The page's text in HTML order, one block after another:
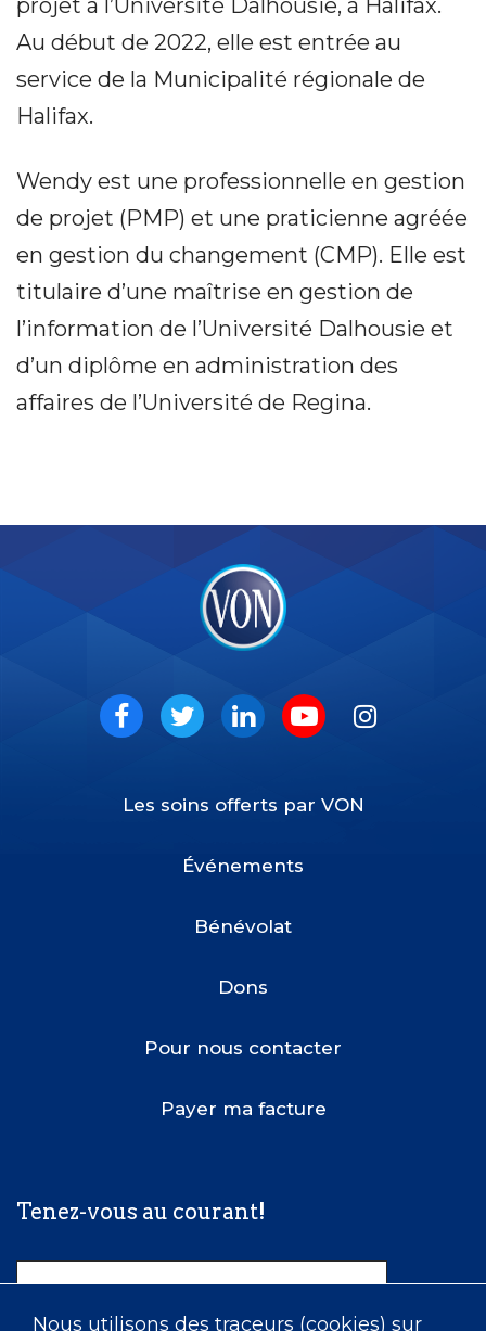
Nous utilisons des traceurs (cookies) sur
projet à l’Université Dalhousie, à Halifax.
Au début de 2022, elle est entrée au
service de la Municipalité régionale de
Halifax.
Wendy est une professionnelle en gestion
de projet (PMP) et une praticienne agréée
en gestion du changement (CMP). Elle est
titulaire d’une maîtrise en gestion de
l’information de l’Université Dalhousie et
d’un diplôme en administration des
affaires de l’Université de Regina.
Social
Les soins offerts par VON
Événements
Bénévolat
Dons
Pour nous contacter
Payer ma facture
Tenez-vous au courant!
Nom